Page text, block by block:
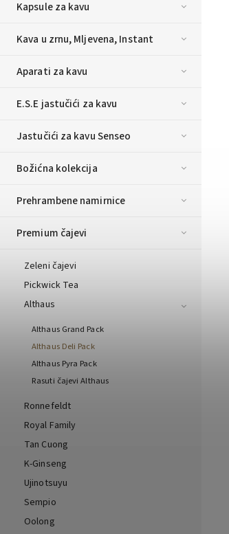
Kapsule za kavu
Kava u zrnu, Mljevena, Instant
Aparati za kavu
E.S.E jastučići za kavu
Jastučići za kavu Senseo
Božićna kolekcija
Prehrambene namirnice
Premium čajevi
Zeleni čajevi
Pickwick Tea
Althaus
Althaus Grand Pack
Althaus Deli Pack
Althaus Pyra Pack
Rasuti čajevi Althaus
Ronnefeldt
Royal Family
Tan Cuong
K-Ginseng
Ujinotsuyu
Sempio
Oolong